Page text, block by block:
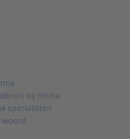
bij Hitma
specialisten
woord